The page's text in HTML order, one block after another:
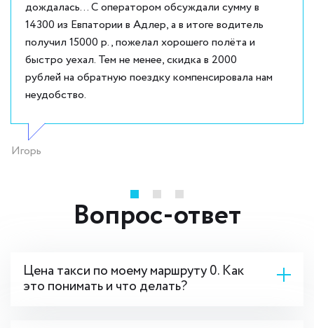
дождалась... С оператором обсуждали сумму в
14300 из Евпатории в Адлер, а в итоге водитель
получил 15000 р., пожелал хорошего полёта и
быстро уехал. Тем не менее, скидка в 2000
рублей на обратную поездку компенсировала нам
неудобство.
Игорь
Вопрос-ответ
Цена такси по моему маршруту 0. Как
это понимать и что делать?